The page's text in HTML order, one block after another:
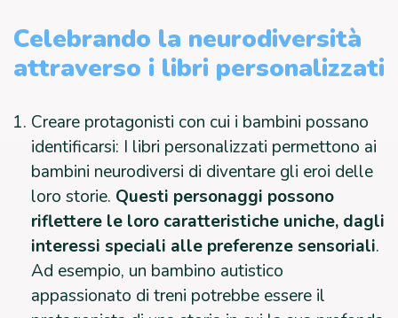
Celebrando la neurodiversità
attraverso i libri personalizzati
Creare protagonisti con cui i bambini possano
identificarsi: I libri personalizzati permettono ai
bambini neurodiversi di diventare gli eroi delle
loro storie. Questi personaggi possono
riflettere le loro caratteristiche uniche, dagli
interessi speciali alle preferenze sensoriali.
Ad esempio, un bambino autistico
appassionato di treni potrebbe essere il